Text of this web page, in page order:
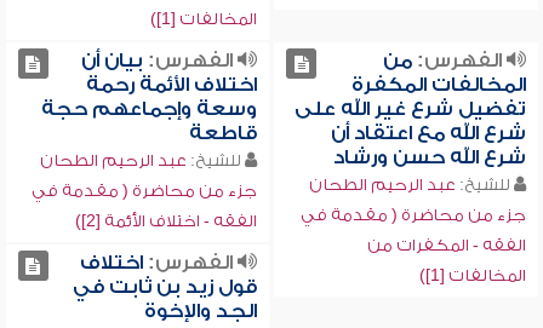
المخالفات [1])
الفهرس:من
المخالفات المكفرة
تفضيل شرع غير الله على
شرع الله مع اعتقاد أن
شرع الله حسن ورشاد
للشيخ: عبد الرحيم الطحان
جزء من محاضرة ( مقدمة في
الفقه - المكفرات من
المخالفات [1])
الفهرس: بيان أن
اختلاف الأئمة رحمة
وسعة وإجماعهم حجة
قاطعة
للشيخ: عبد الرحيم الطحان
جزء من محاضرة ( مقدمة في
الفقه - اختلاف الأئمة [2])
الفهرس:اختلاف
قول زيد بن ثابت في
الجد والإخوة